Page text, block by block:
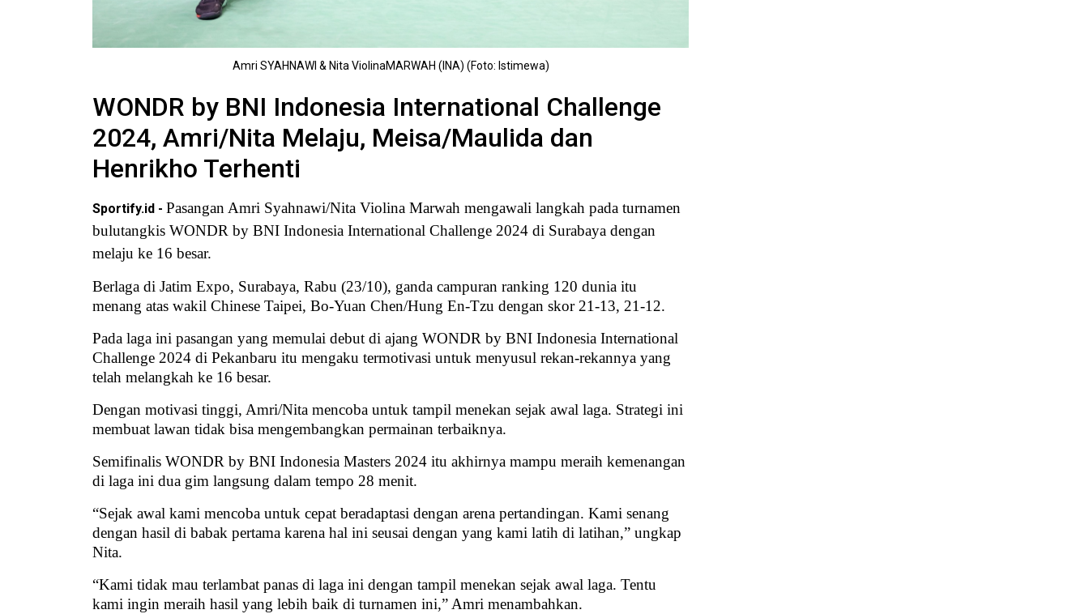
Amri SYAHNAWI & Nita ViolinaMARWAH (INA) (Foto: Istimewa)
WONDR by BNI Indonesia International Challenge
2024, Amri/Nita Melaju, Meisa/Maulida dan
Henrikho Terhenti
Sportify.id - Pasangan Amri Syahnawi/Nita Violina Marwah mengawali langkah pada turnamen
bulutangkis WONDR by BNI Indonesia International Challenge 2024 di Surabaya dengan
melaju ke 16 besar.
Berlaga di Jatim Expo, Surabaya, Rabu (23/10), ganda campuran ranking 120 dunia itu
menang atas wakil Chinese Taipei, Bo-Yuan Chen/Hung En-Tzu dengan skor 21-13, 21-12.
Pada laga ini pasangan yang memulai debut di ajang WONDR by BNI Indonesia International
Challenge 2024 di Pekanbaru itu mengaku termotivasi untuk menyusul rekan-rekannya yang
telah melangkah ke 16 besar.
Dengan motivasi tinggi, Amri/Nita mencoba untuk tampil menekan sejak awal laga. Strategi ini
membuat lawan tidak bisa mengembangkan permainan terbaiknya.
Semifinalis WONDR by BNI Indonesia Masters 2024 itu akhirnya mampu meraih kemenangan
di laga ini dua gim langsung dalam tempo 28 menit.
“Sejak awal kami mencoba untuk cepat beradaptasi dengan arena pertandingan. Kami senang
dengan hasil di babak pertama karena hal ini seusai dengan yang kami latih di latihan,” ungkap
Nita.
“Kami tidak mau terlambat panas di laga ini dengan tampil menekan sejak awal laga. Tentu
kami ingin meraih hasil yang lebih baik di turnamen ini,” Amri menambahkan.